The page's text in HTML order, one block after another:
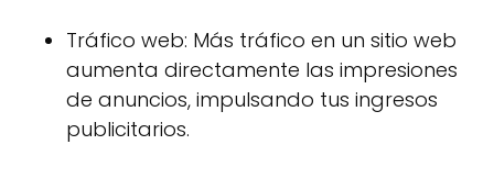
Tráfico web: Más tráfico en un sitio web
aumenta directamente las impresiones
de anuncios, impulsando tus ingresos
publicitarios.